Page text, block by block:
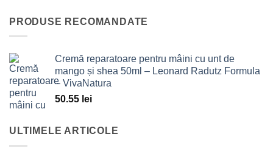
PRODUSE RECOMANDATE
Cremă reparatoare pentru mâini cu unt de
mango și shea 50ml – Leonard Radutz Formula
– VivaNatura
50.55 lei
ULTIMELE ARTICOLE